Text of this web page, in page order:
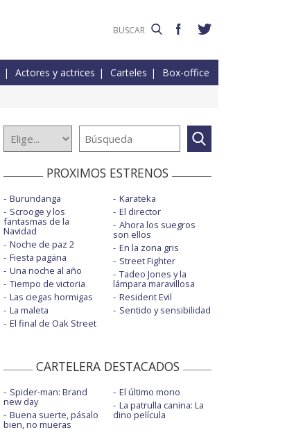
Actores y actrices Carteles Box-office
PROXIMOS ESTRENOS
Burundanga
Scrooge y los
fantasmas de la
Navidad
Noche de paz 2
Fiesta pagäna
Una noche al año
Tiempo de victoria
Las ciegas hormigas
La maleta
El final de Oak Street
Karateka
El director
Ahora los suegros
son ellos
En la zona gris
Street Fighter
Tadeo Jones y la
lámpara maravillosa
Resident Evil
Sentido y sensibilidad
CARTELERA DESTACADOS
Spider-man: Brand
new day
Buena suerte, pásalo
bien, no mueras
El último mono
La patrulla canina: La
dino película